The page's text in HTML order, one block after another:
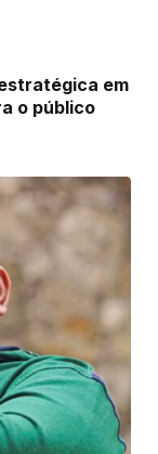
em
o público